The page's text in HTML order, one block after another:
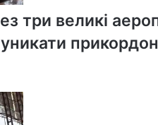
три великі